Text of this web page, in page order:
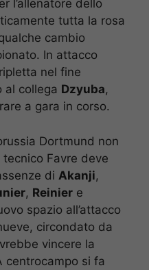
l’allenatore dello
tutta la rosa
cambio
In attacco
nel fine
al collega Dzyuba,
a gara in corso.
Dortmund non
tecnico Favre deve
di Akanji,
, Reinier e
spazio all’attacco
circondato da
vincere la
centrocampo si fa